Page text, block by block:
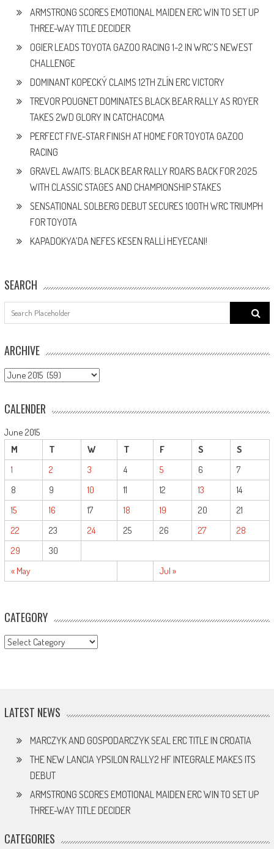
ARMSTRONG SCORES EMOTIONAL MAIDEN ERC WIN TO SET UP
THREE-WAY TITLE DECIDER
OGIER LEADS TOYOTA GAZOO RACING 1-2 IN WRC’S NEWEST
CHALLENGE
DOMINANT KOPECKÝ CLAIMS 12TH ZLÍN ERC VICTORY
TREVOR POUGNET DOMINATES BLACK BEAR RALLY AS ROYER
TAKES 2WD GLORY IN CATCHACOMA
PERFECT FIVE-STAR FINISH AT HOME FOR TOYOTA GAZOO
RACING
GRAVEL AWAITS: BLACK BEAR RALLY ROARS BACK FOR 2025
WITH CLASSIC STAGES AND CHAMPIONSHIP STAKES
SENSATIONAL SOLBERG DEBUT SECURES 100TH WRC TRIUMPH
FOR TOYOTA
KAPADOKYA’DA NEFES KESEN RALLİ HEYECANI!
SEARCH
Search
for:
ARCHIVE
ARCHIVE
CALENDER
June 2015
M
T W T F S S
« May Jul »
1 2 3 4 5 6
7
8
9 10 11 12 13
14
15
16 17 18 19 20
21
22
23 24 25 26 27
28
29
30
CATEGORY
CATEGORY
LATEST NEWS
MARCZYK AND GOSPODARCZYK SEAL ERC TITLE IN CROATIA
THE NEW LANCIA YPSILON RALLY2 HF INTEGRALE MAKES ITS
DEBUT
ARMSTRONG SCORES EMOTIONAL MAIDEN ERC WIN TO SET UP
THREE-WAY TITLE DECIDER
CATEGORIES